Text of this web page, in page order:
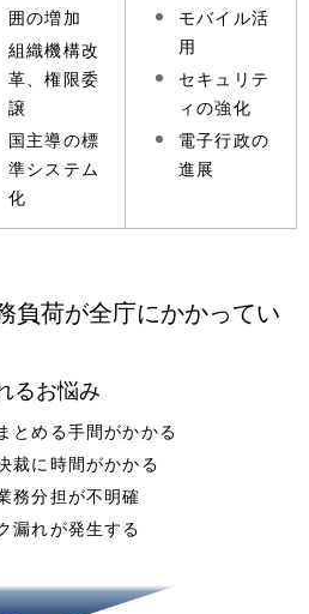
囲の増加
組織機構改
革、権限委
譲
国主導の標
準システム
化
モバイル活
用
セキュリテ
ィの強化
電子行政の
進展
負荷が全庁にかかってい
るお悩み
とめる手間がかかる
裁に時間がかかる
務分担が不明確
漏れが発生する